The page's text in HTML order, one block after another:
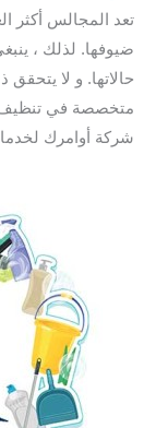
تعد المجالس أكثر
ضيوفها. لذلك ،
حالاتها. و لا
متخصصة في تنظيف
شركة أوامرك